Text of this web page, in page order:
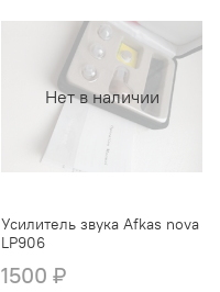
Нет в наличии
Усилитель звука Afkas nova
LP906
1500 ₽